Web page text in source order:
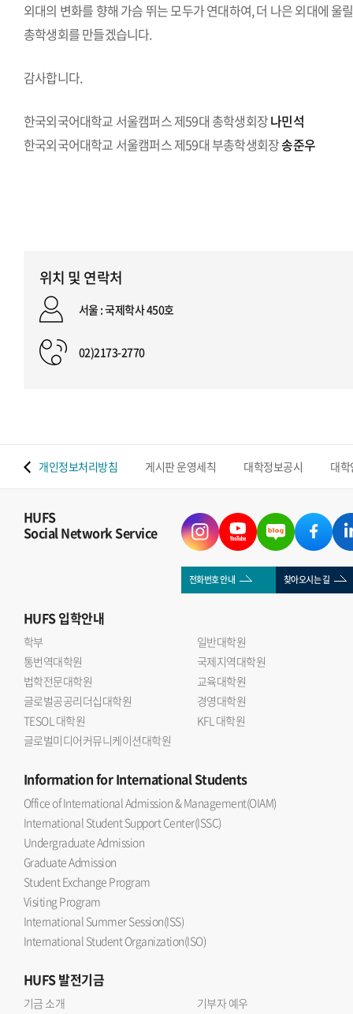
외대의 변화를 향해 가슴 뛰는 모두가 연대하여, 더 나은 외대에 울릴
총학생회를 만들겠습니다.
감사합니다.
한국외국어대학교 서울캠퍼스 제59대 총학생회장나민석
한국외국어대학교 서울캠퍼스 제59대 부총학생회장송준우
위치 및 연락처
서울 : 국제학사 450호
02)2173-2770
개인정보처리방침 게시판 운영세칙 대학정보공시 대
HUFS
Social Network Service
전화번호 안내 찾아오시는 길
HUFS입학안내
학부
일반대학원
통번역대학원
국제지역대학원
법학전문대학원
교육대학원
글로벌공공리더십대학원
경영대학원
TESOL 대학원
KFL 대학원
글로벌미디어커뮤니케이션대학원
Informationfor International Students
Office of International Admission & Management(OIAM)
International Student Support Center(ISSC)
Undergraduate Admission
Graduate Admission
Student Exchange Program
Visiting Program
International Summer Session(ISS)
International Student Organization(ISO)
HUFS발전기금
기금 소개
기부자 예우